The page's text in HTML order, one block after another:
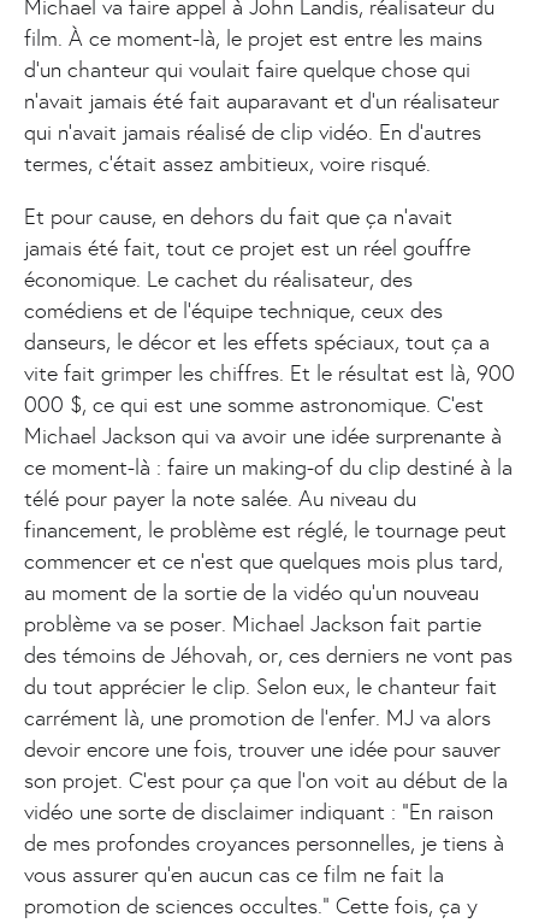
Michael va faire appel à John Landis, réalisateur du
film. À ce moment-là, le projet est entre les mains
d’un chanteur qui voulait faire quelque chose qui
n’avait jamais été fait auparavant et d’un réalisateur
qui n’avait jamais réalisé de clip vidéo. En d’autres
termes, c'était assez ambitieux, voire risqué.
Et pour cause, en dehors du fait que ça n’avait
jamais été fait, tout ce projet est un réel gouffre
économique. Le cachet du réalisateur, des
comédiens et de l’équipe technique, ceux des
danseurs, le décor et les effets spéciaux, tout ça a
vite fait grimper les chiffres. Et le résultat est là, 900
000 $, ce qui est une somme astronomique. C’est
Michael Jackson qui va avoir une idée surprenante à
ce moment-là : faire un making-of du clip destiné à la
télé pour payer la note salée. Au niveau du
financement, le problème est réglé, le tournage peut
commencer et ce n’est que quelques mois plus tard,
au moment de la sortie de la vidéo qu’un nouveau
problème va se poser. Michael Jackson fait partie
des témoins de Jéhovah, or, ces derniers ne vont pas
du tout apprécier le clip. Selon eux, le chanteur fait
carrément là, une promotion de l’enfer. MJ va alors
devoir encore une fois, trouver une idée pour sauver
son projet. C’est pour ça que l’on voit au début de la
vidéo une sorte de disclaimer indiquant : "En raison
de mes profondes croyances personnelles, je tiens à
vous assurer qu'en aucun cas ce film ne fait la
promotion de sciences occultes." Cette fois, ça y